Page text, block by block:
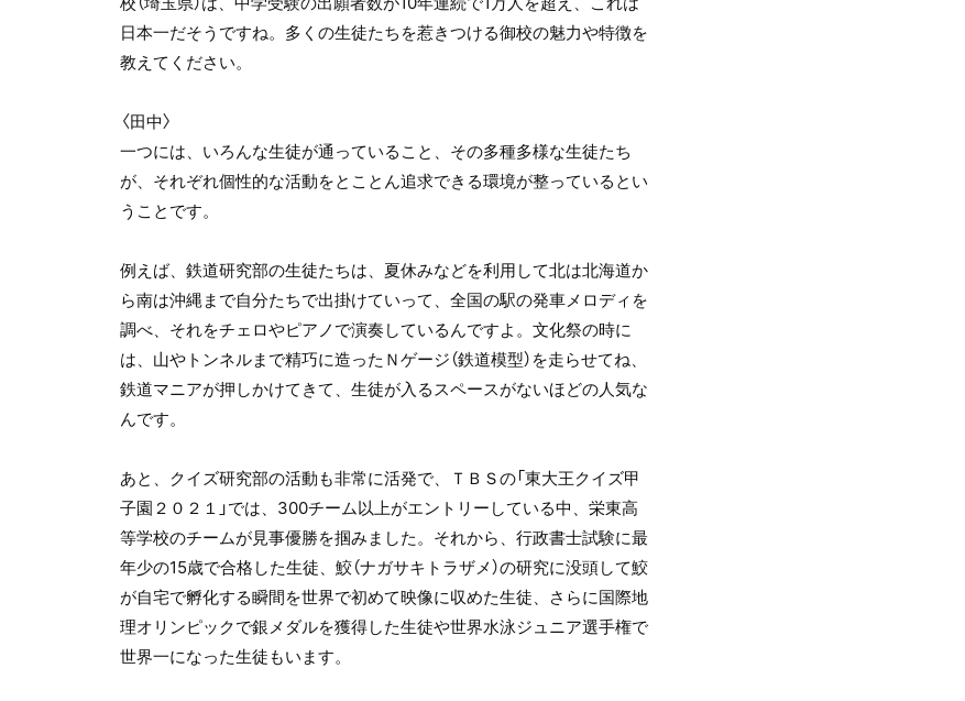
日本一だそうですね。多くの生徒たちを惹きつける御校の魅力や特徴を
教えてください。
〈田中〉
一つには、いろんな生徒が通っていること、その多種多様な生徒たち
が、それぞれ個性的な活動をとことん追求できる環境が整っているとい
うことです。
例えば、鉄道研究部の生徒たちは、夏休みなどを利用して北は北海道か
ら南は沖縄まで自分たちで出掛けていって、全国の駅の発車メロディを
調べ、それをチェロやピアノで演奏しているんですよ。文化祭の時に
は、山やトンネルまで精巧に造ったＮゲージ（鉄道模型）を走らせてね、
鉄道マニアが押しかけてきて、生徒が入るスペースがないほどの人気な
んです。
あと、クイズ研究部の活動も非常に活発で、ＴＢＳの「東大王クイズ甲
子園２０２１」では、300チーム以上がエントリーしている中、栄東高
等学校のチームが見事優勝を掴みました。それから、行政書士試験に最
年少の15歳で合格した生徒、鮫（ナガサキトラザメ）の研究に没頭して鮫
が自宅で孵化する瞬間を世界で初めて映像に収めた生徒、さらに国際地
理オリンピックで銀メダルを獲得した生徒や世界水泳ジュニア選手権で
世界一になった生徒もいます。